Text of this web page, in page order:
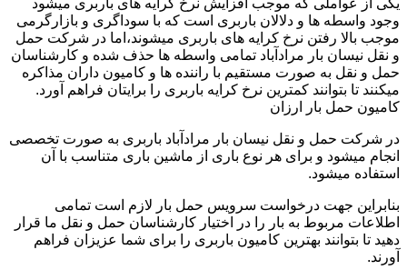
یکی از عواملی که موجب افزایش نرخ کرایه های باربری میشود
وجود واسطه ها و دلالان باربری است که با سوداگری و بازارگرمی
موجب بالا رفتن نرخ کرایه های باربری میشوند،اما در شرکت حمل
و نقل نیسان بار مرادآباد تمامی واسطه ها حذف شده و کارشناسان
حمل و نقل به صورت مستقیم با راننده ها و کامیون داران مذاکره
میکنند تا بتوانند کمترین نرخ کرایه باربری را برایتان فراهم آورد.
کامیون حمل بار ارزان
در شرکت حمل و نقل نیسان بار مرادآباد باربری به صورت تخصصی
انجام میشود و برای هر نوع باری از ماشین باری متناسب با آن
استفاده میشود.
بنابراین جهت درخواست سرویس حمل بار لازم است تمامی
اطلاعات مربوط به بار را در اختیار کارشناسان حمل و نقل ما قرار
دهید تا بتوانند بهترین کامیون باربری را برای شما عزیزان فراهم
آورند.